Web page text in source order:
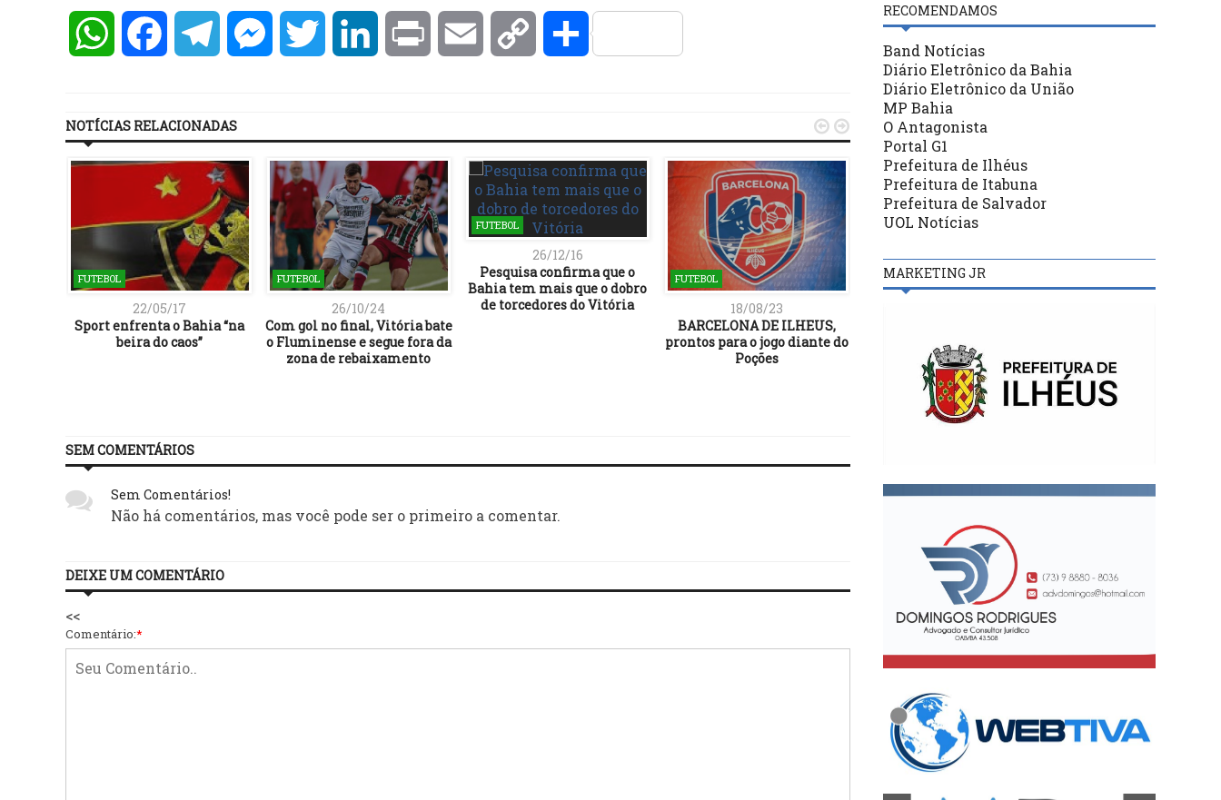
WhatsAppFacebookTelegramMessengerTwitter LinkedInPrint Email Copy Compartilhar
NOTÍCIAS RELACIONADAS
FUTEBOL
22/05/17
Sport enfrenta o Bahia “na
beira do caos”
FUTEBOL
26/10/24
Com gol no final, Vitória bate
o Fluminense e segue fora da
zona de rebaixamento
FUTEBOL
26/12/16
Pesquisa confirma que o
Bahia tem mais que o dobro
de torcedores do Vitória
FUTEBOL
18/08/23
BARCELONA DE ILHEUS,
prontos para o jogo diante do
Poções
FUTEBOL
Athletico-PR de virada e abre
quatro pontos do Z-4
Teixeira de Freitas.
TIGRÃO SÓ
 
SEM COMENTÁRIOS
Sem Comentários!
Não há comentários, mas você pode ser o primeiro a comentar.
DEIXE UM COMENTÁRIO
<<
Comentário:*
RECOMENDAMOS
Band Notícias
Diário Eletrônico da Bahia
Diário Eletrônico da União
MP Bahia
O Antagonista
Portal G1
Prefeitura de Ilhéus
Prefeitura de Itabuna
Prefeitura de Salvador
UOL Notícias
MARKETING JR